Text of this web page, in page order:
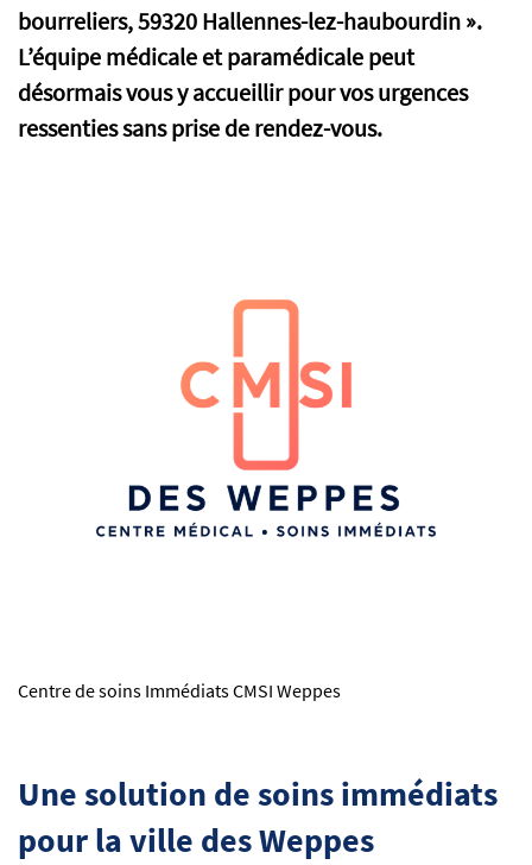
bourreliers, 59320 Hallennes-lez-haubourdin ».
L’équipe médicale et paramédicale peut
désormais vous y accueillir pour vos urgences
ressenties sans prise de rendez-vous.
Centre de soins Immédiats CMSI Weppes
Une solution de soins immédiats
pour la ville des Weppes